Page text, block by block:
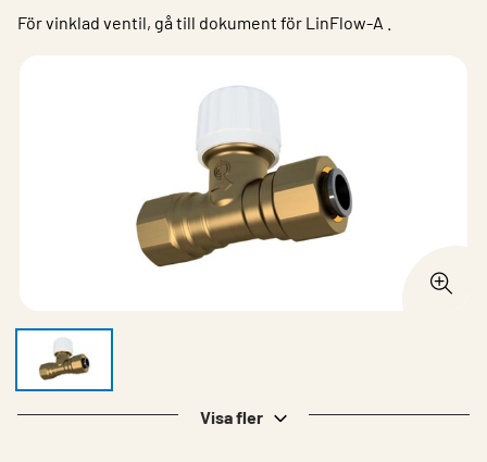
För vinklad ventil, gå till dokument för LinFlow-A .
Visa fler